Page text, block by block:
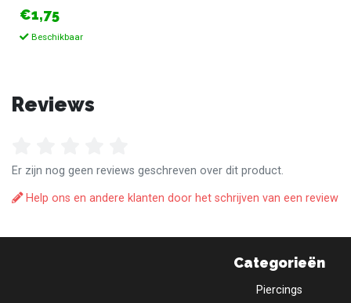
€1,75
Beschikbaar
Reviews
Er zijn nog geen reviews geschreven over dit product.
Help ons en andere klanten door het schrijven van een review
Categorieën
Piercings